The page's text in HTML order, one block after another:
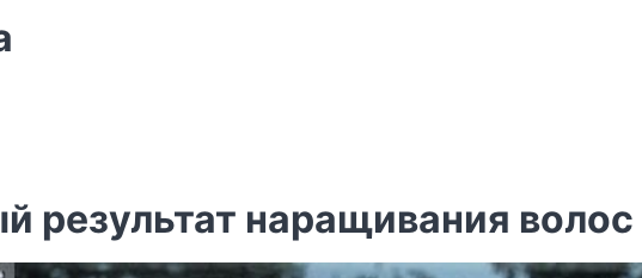
результат наращивания волос